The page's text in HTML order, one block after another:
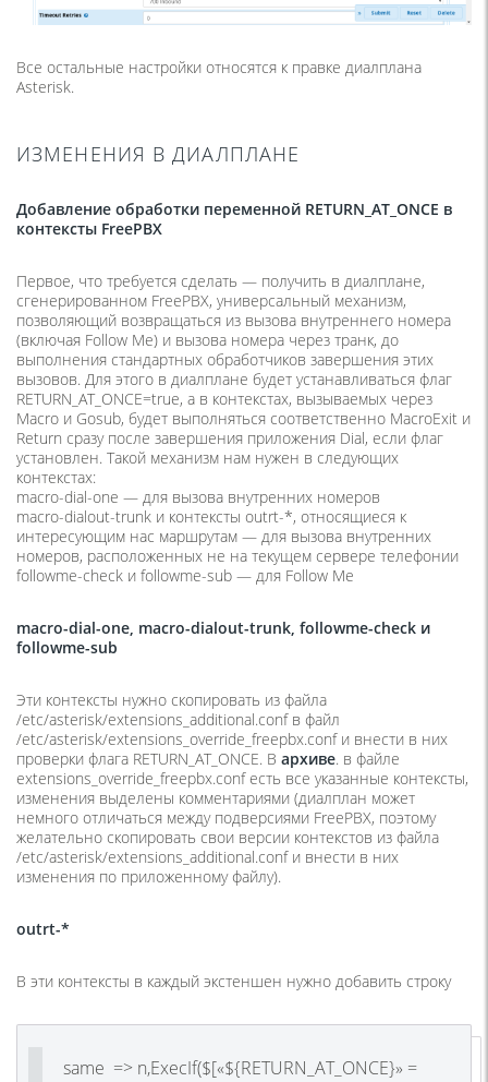
Все остальные настройки относятся к правке диалплана
Asterisk.
ИЗМЕНЕНИЯ В ДИАЛПЛАНЕ
Добавление обработки переменной RETURN_AT_ONCE в
контексты FreePBX
Первое, что требуется сделать — получить в диалплане,
сгенерированном FreePBX, универсальный механизм,
позволяющий возвращаться из вызова внутреннего номера
(включая Follow Me) и вызова номера через транк, до
выполнения стандартных обработчиков завершения этих
вызовов. Для этого в диалплане будет устанавливаться флаг
RETURN_AT_ONCE=true, а в контекстах, вызываемых через
Macro и Gosub, будет выполняться соответственно MacroExit и
Return сразу после завершения приложения Dial, если флаг
установлен. Такой механизм нам нужен в следующих
контекстах:
macro-dial-one — для вызова внутренних номеров
macro-dialout-trunk и контексты outrt-*, относящиеся к
интересующим нас маршрутам — для вызова внутренних
номеров, расположенных не на текущем сервере телефонии
followme-check и followme-sub — для Follow Me
macro-dial-one, macro-dialout-trunk, followme-check и
followme-sub
Эти контексты нужно скопировать из файла
/etc/asterisk/extensions_additional.conf в файл
/etc/asterisk/extensions_override_freepbx.conf и внести в них
проверки флага RETURN_AT_ONCE. В архиве. в файле
extensions_override_freepbx.conf есть все указанные контексты,
изменения выделены комментариями (диалплан может
немного отличаться между подверсиями FreePBX, поэтому
желательно скопировать свои версии контекстов из файла
/etc/asterisk/extensions_additional.conf и внести в них
изменения по приложенному файлу).
outrt-*
В эти контексты в каждый экстеншен нужно добавить строку
same => n,ExecIf($[«${RETURN_AT_ONCE}» =